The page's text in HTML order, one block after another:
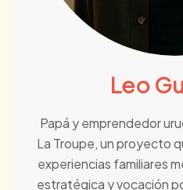
Leo
Papá y emprendedor
La Troupe, un proyecto
experiencias familiares
estratégica y vocación